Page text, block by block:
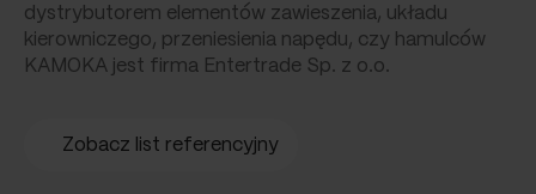
dystrybutorem elementów zawieszenia, układu
kierowniczego, przeniesienia napędu, czy hamulców
KAMOKA jest firma Entertrade Sp. z o.o.
Zobacz list referencyjny